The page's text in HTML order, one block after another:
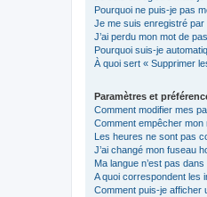
Pourquoi ne puis-je pas
Je me suis enregistré
J’ai perdu mon mot de
Pourquoi suis-je
À quoi sert « Supprimer
Paramètres et
Comment modifier mes
Comment empêcher mon
Les heures ne sont pas
J’ai changé mon fuseau
Ma langue n’est pas dans
A quoi correspondent les
Comment puis-je afficher